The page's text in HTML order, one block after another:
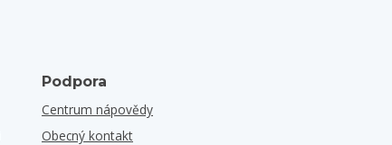
Podpora
Centrum nápovědy
Obecný kontakt